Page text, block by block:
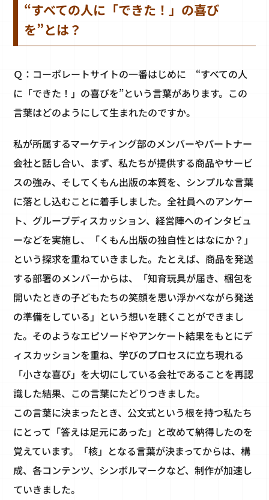
“すべての人に「できた！」の喜び
を”とは？
Ｑ：コーポレートサイトの一番はじめに “すべての人
に「できた！」の喜びを”という言葉があります。この
言葉はどのようにして生まれたのですか。
私が所属するマーケティング部のメンバーやパートナー
会社と話し合い、まず、私たちが提供する商品やサービ
スの強み、そしてくもん出版の本質を、シンプルな言葉
に落とし込むことに着手しました。全社員へのアンケー
ト、グループディスカッション、経営陣へのインタビュ
ーなどを実施し、「くもん出版の独自性とはなにか？」
という探求を重ねていきました。たとえば、商品を発送
する部署のメンバーからは、「知育玩具が届き、梱包を
開いたときの子どもたちの笑顔を思い浮かべながら発送
の準備をしている」という想いを聴くことができまし
た。そのようなエピソードやアンケート結果をもとにデ
ィスカッションを重ね、学びのプロセスに立ち現れる
「小さな喜び」を大切にしている会社であることを再認
識した結果、この言葉にたどりつきました。
この言葉に決まったとき、公文式という根を持つ私たち
にとって「答えは足元にあった」と改めて納得したのを
覚えています。「核」となる言葉が決まってからは、構
成、各コンテンツ、シンボルマークなど、制作が加速し
ていきました。